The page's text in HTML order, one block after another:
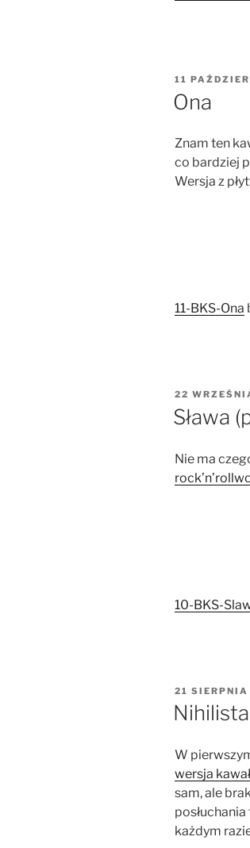
W
11
Ona
Znam ten
co bardziej
Wersja z
11-BKS-Ona
W
22
Sława
Nie ma
10-BKS-
W
21
W
wersja
sam, ale
każdym